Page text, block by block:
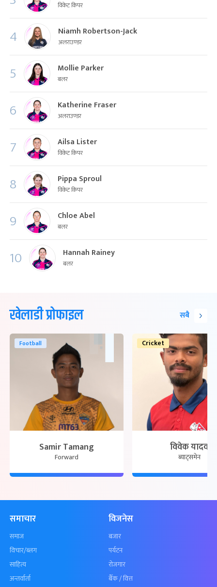
विकेट किपर
4 Niamh Robertson-Jack
अलराउण्डर
5 Mollie Parker
बलर
6 Katherine Fraser
अलराउण्डर
7 Ailsa Lister
विकेट किपर
8 Pippa Sproul
विकेट किपर
9 Chloe Abel
बलर
10 Hannah Rainey
बलर
खेलाडी प्रोफाइल सबै
Football
Samir Tamang
Forward
Cricket
विवेक यादव
ब्याट्समेन
समाचार
समाज
विचार/ब्लग
साहित्य
अन्तर्वार्ता
विजनेस
बजार
पर्यटन
रोजगार
बैँक / वित्त